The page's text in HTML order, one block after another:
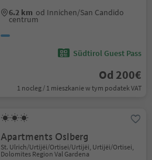
6.2 km od Innichen/San Candido
centrum
Südtirol Guest Pass
Od 200€
1 nocleg / 1 mieszkanie w tym podatek VAT
Apartments Oslberg
St. Ulrich/Urtijëi/Ortisei/Urtijëi, Urtijëi/Ortisei,
Dolomites Region Val Gardena